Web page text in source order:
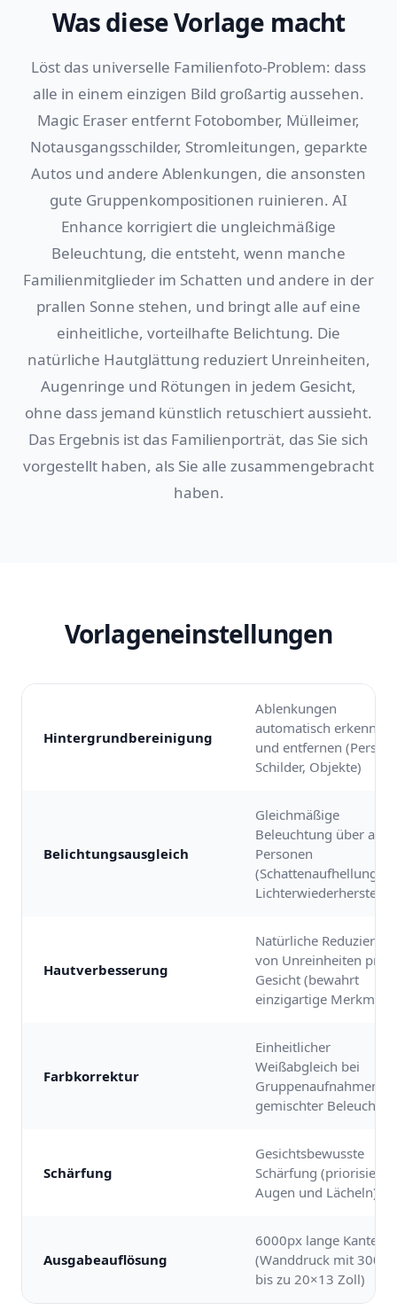
Was diese Vorlage macht
Löst das universelle Familienfoto-Problem: dass
alle in einem einzigen Bild großartig aussehen.
Magic Eraser entfernt Fotobomber, Mülleimer,
Notausgangsschilder, Stromleitungen, geparkte
Autos und andere Ablenkungen, die ansonsten
gute Gruppenkompositionen ruinieren. AI
Enhance korrigiert die ungleichmäßige
Beleuchtung, die entsteht, wenn manche
Familienmitglieder im Schatten und andere in der
prallen Sonne stehen, und bringt alle auf eine
einheitliche, vorteilhafte Belichtung. Die
natürliche Hautglättung reduziert Unreinheiten,
Augenringe und Rötungen in jedem Gesicht,
ohne dass jemand künstlich retuschiert aussieht.
Das Ergebnis ist das Familienporträt, das Sie sich
vorgestellt haben, als Sie alle zusammengebracht
haben.
Vorlageneinstellungen
Hintergrundbereinigung
Ablenkungen
automatisch erkennen
und entfernen
Schilder, Objekte)
Belichtungsausgleich
Gleichmäßige
Beleuchtung über alle
Personen
(Schattenaufhellung +
Hautverbesserung
Natürliche
von Unreinheiten pro
Gesicht (bewahrt
einzigartige Merkmale)
Farbkorrektur
Einheitlicher
Weißabgleich bei
Gruppenaufnahmen
gemischter
Schärfung
Gesichtsbewusste
Schärfung (priorisiert
Augen und Lächeln)
Ausgabeauflösung
6000px lange Kante
(Wanddruck mit 300
bis zu 20×13 Zoll)